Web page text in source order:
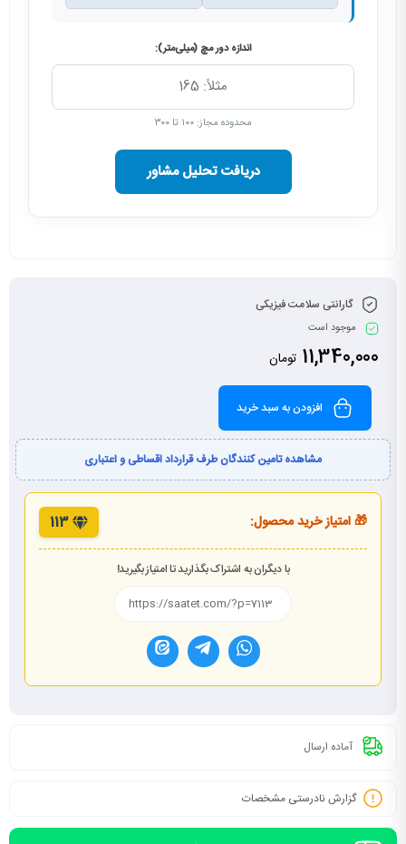
اندازه دور مچ (میلی‌متر):
محدوده مجاز: ۱۰۰ تا ۳۰۰
دریافت تحلیل مشاور
گارانتی سلامت فیزیکی
موجود است
11,340,000 تومان
افزودن به سبد خرید
مشاهده تامین کنندگان طرف قرارداد اقساطی و اعتباری
🎁 امتیاز خرید محصول: 113
با دیگران به اشتراک بگذارید تا امتیاز بگیرید!
آماده ارسال
گزارش نادرستی مشخصات